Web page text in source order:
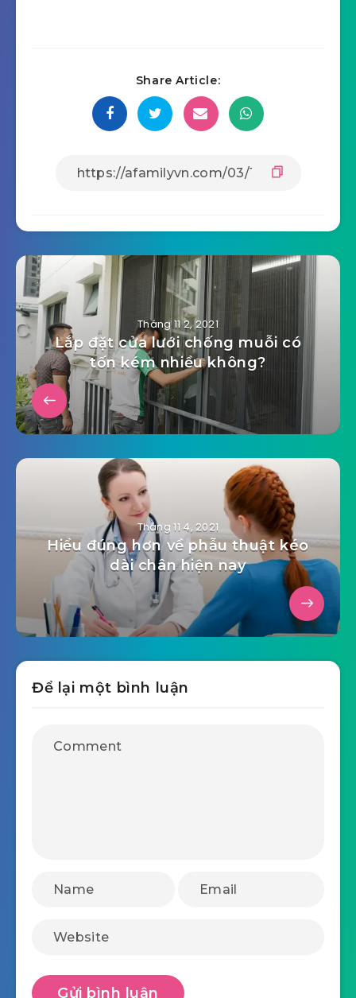
Share Article:
Tháng 11 2, 2021
Lắp đặt cửa lưới chống muỗi có
tốn kém nhiều không?
Tháng 11 4, 2021
Hiểu đúng hơn về phẫu thuật kéo
dài chân hiện nay
Để lại một bình luận